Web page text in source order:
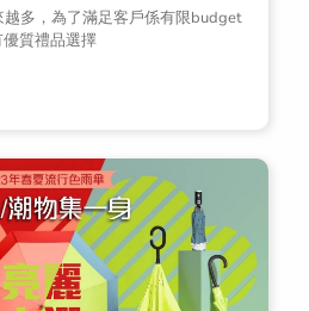
多，為了滿足客戶係有限budget
質禮品選擇